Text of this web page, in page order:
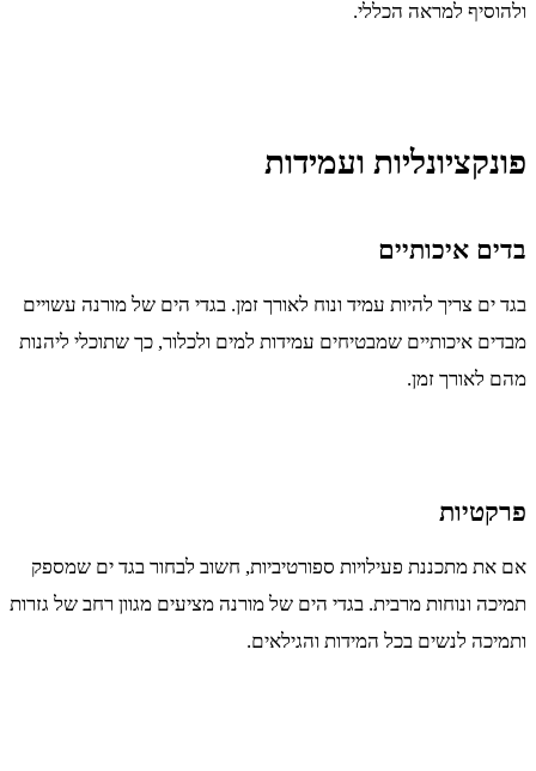
ולהוסיף למראה הכללי.
פונקציונליות ועמידות
בדים איכותיים
בגד ים צריך להיות עמיד ונוח לאורך זמן. בגדי הים של מורנה עשויים
מבדים איכותיים שמבטיחים עמידות למים ולכלור, כך שתוכלי ליהנות
מהם לאורך זמן.
פרקטיות
אם את מתכננת פעילויות ספורטיביות, חשוב לבחור בגד ים שמספק
תמיכה ונוחות מרבית. בגדי הים של מורנה מציעים מגוון רחב של גזרות
ותמיכה לנשים בכל המידות והגילאים.